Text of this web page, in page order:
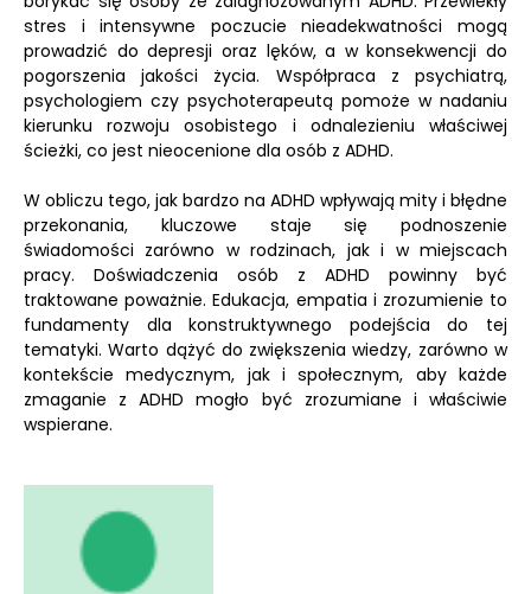
stres i intensywne poczucie nieadekwatności mogą
prowadzić do depresji oraz lęków, a w konsekwencji do
pogorszenia jakości życia. Współpraca z psychiatrą,
psychologiem czy psychoterapeutą pomoże w nadaniu
kierunku rozwoju osobistego i odnalezieniu właściwej
ścieżki, co jest nieocenione dla osób z ADHD.
W obliczu tego, jak bardzo na ADHD wpływają mity i błędne
przekonania, kluczowe staje się podnoszenie
świadomości zarówno w rodzinach, jak i w miejscach
pracy. Doświadczenia osób z ADHD powinny być
traktowane poważnie. Edukacja, empatia i zrozumienie to
fundamenty dla konstruktywnego podejścia do tej
tematyki. Warto dążyć do zwiększenia wiedzy, zarówno w
kontekście medycznym, jak i społecznym, aby każde
zmaganie z ADHD mogło być zrozumiane i właściwie
wspierane.